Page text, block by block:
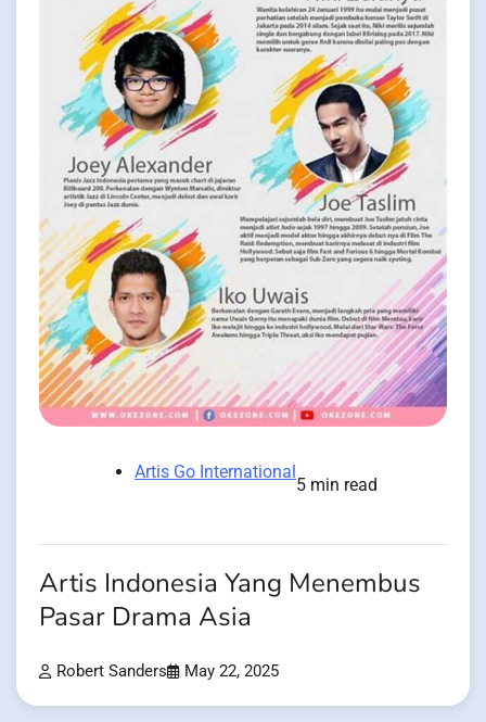
Artis Go International
5 min read
Artis Indonesia Yang Menembus
Pasar Drama Asia
Robert Sanders May 22, 2025